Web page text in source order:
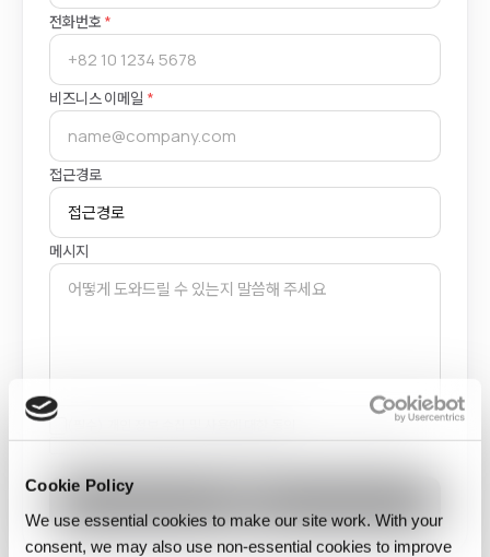
Cookie Policy
We use essential cookies to make our site work. With your
consent, we may also use non‑essential cookies to improve
전화번호 *
비즈니스 이메일 *
접근경로
메시지
(선택 사항) 마케팅 및 프로모션 커뮤니케이션 수신에 대한 동의